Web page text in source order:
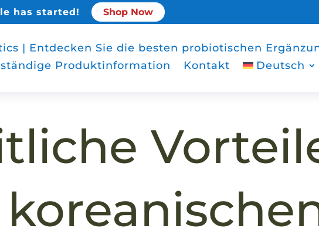
has started! Shop Now
| Entdecken Sie die besten probiotischen
Produktinformation Kontakt Deutsch